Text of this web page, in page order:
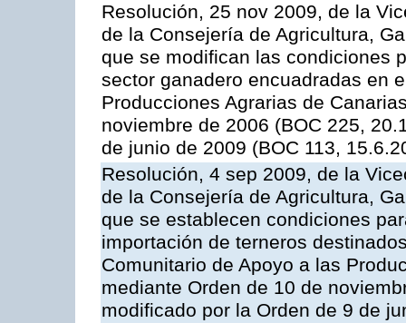
Resolución, 25 nov 2009, de la
de la Consejería de Agricultura,
que se modifican las condiciones
sector ganadero encuadradas en
Producciones Agrarias de
noviembre de 2006 (BOC 225,
de junio de 2009 (BOC 113,
Resolución, 4 sep 2009, de la
de la Consejería de Agricultura,
que se establecen condiciones
importación de terneros
Comunitario de Apoyo a las
mediante Orden de 10 de
modificado por la Orden de 9 de